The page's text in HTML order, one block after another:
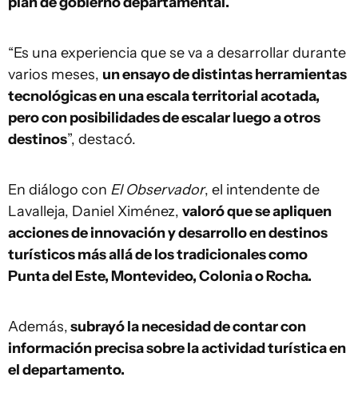
“Es una experiencia que se va a desarrollar durante
varios meses, un ensayo de distintas herramientas
tecnológicas en una escala territorial acotada,
pero con posibilidades de escalar luego a otros
destinos”, destacó.
En diálogo con El Observador, el intendente de
Lavalleja, Daniel Ximénez, valoró que se apliquen
acciones de innovación y desarrollo en destinos
turísticos más allá de los tradicionales como
Punta del Este, Montevideo, Colonia o Rocha.
Además,subrayó la necesidad de contar con
información precisa sobre la actividad turística en
el departamento.